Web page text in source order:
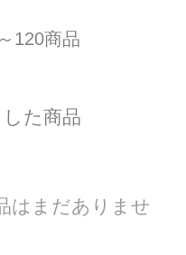
120商品
た商品
はまだありませ